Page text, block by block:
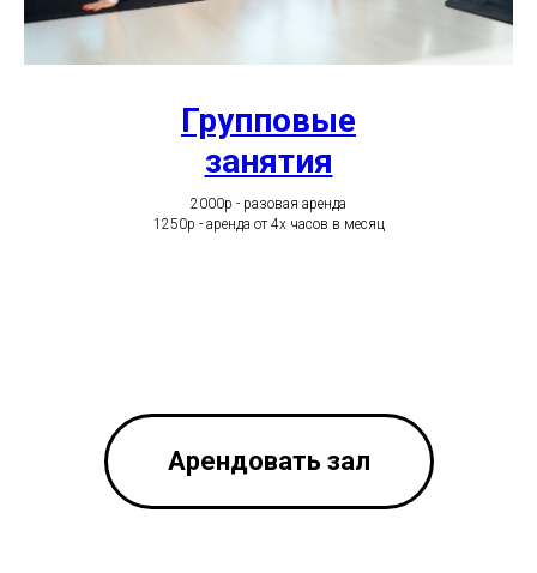
Групповые
занятия
2000р - разовая аренда
1250р - аренда от 4х часов в месяц
Арендовать зал